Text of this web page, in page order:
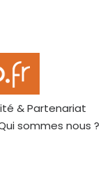
& Partenariat
sommes nous ?